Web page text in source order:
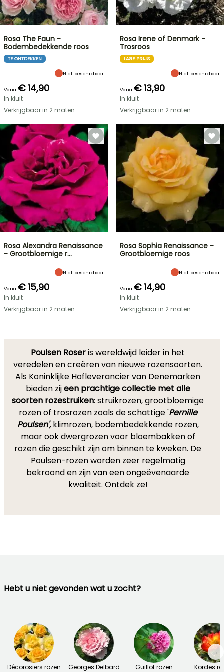
Rosa The Faun -
Bodembedekkende roos
TE ONTDEKKEN
Niet beschikbaar
Vanaf€ 14,90
In kluit
Verkrijgbaar in 2 maten
Rosa Irene of Denmark -
Trosroos
LAGE PRIJS
Niet beschikbaar
Vanaf€ 13,90
In kluit
Verkrijgbaar in 2 maten
Rosa Alexandra Renaissance
- Grootbloemige r…
Niet beschikbaar
Vanaf€ 15,90
In kluit
Verkrijgbaar in 2 maten
Rosa Sophia Renaissance -
Grootbloemige roos
Niet beschikbaar
Vanaf€ 14,90
In kluit
Verkrijgbaar in 2 maten
Poulsen Roseris wereldwijd leider in het
veredelen en creëren van nieuwe rozensoorten.
Als Koninklijke Hofleverancier van Denemarken
bieden zijeen prachtige collectie met alle
soorten rozestruiken: struikrozen, grootbloemige
rozen of trosrozen zoals de schattige 'Pernille
Poulsen',klimrozen, bodembedekkende rozen,
maar ook dwergrozen voor bloembakken of
rozen die geschikt zijn om binnen te kweken. De
Poulsen-rozen worden zeer regelmatig
bekroond en zijn van een ongeëvenaarde
kwaliteit. Ontdek ze!
Hebt u niet gevonden wat u zocht?
Décorosiers rozen Georges Delbard Guillot rozen Kordes
→